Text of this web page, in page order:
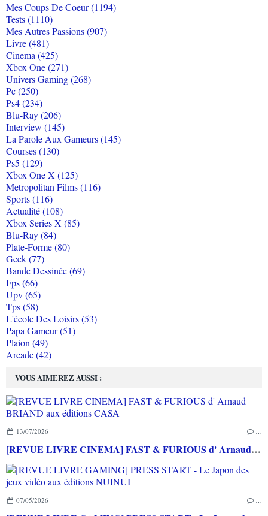
VOUS AIMEREZ AUSSI :
13/07/2026 …
[REVUE LIVRE CINEMA] FAST & FURIOUS d' Arnaud BRIAND aux éditions CASA
07/05/2026 …
Mes Coups De Coeur (1194)
Tests (1110)
Mes Autres Passions (907)
Livre (481)
Cinema (425)
Xbox One (271)
Univers Gaming (268)
Pc (250)
Ps4 (234)
Blu-Ray (206)
Interview (145)
La Parole Aux Gameurs (145)
Courses (130)
Ps5 (129)
Xbox One X (125)
Metropolitan Films (116)
Sports (116)
Actualité (108)
Xbox Series X (85)
Blu-Ray (84)
Plate-Forme (80)
Geek (77)
Bande Dessinée (69)
Fps (66)
Upv (65)
Tps (58)
L'école Des Loisirs (53)
Papa Gameur (51)
Plaion (49)
Arcade (42)